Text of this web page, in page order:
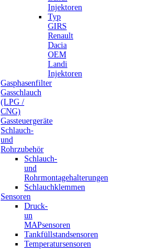
Injektoren
Typ
GIRS
Renault
Dacia
OEM
Landi
Injektoren
Gasphasenfilter
Gasschlauch
(LPG /
CNG)
Gassteuergeräte
Schlauch-
und
Rohrzubehör
Schlauch-
und
Rohrmontagehalterungen
Schlauchklemmen
Sensoren
Druck-
un
MAPsensoren
Tankfüllstandsensoren
Temperatursensoren